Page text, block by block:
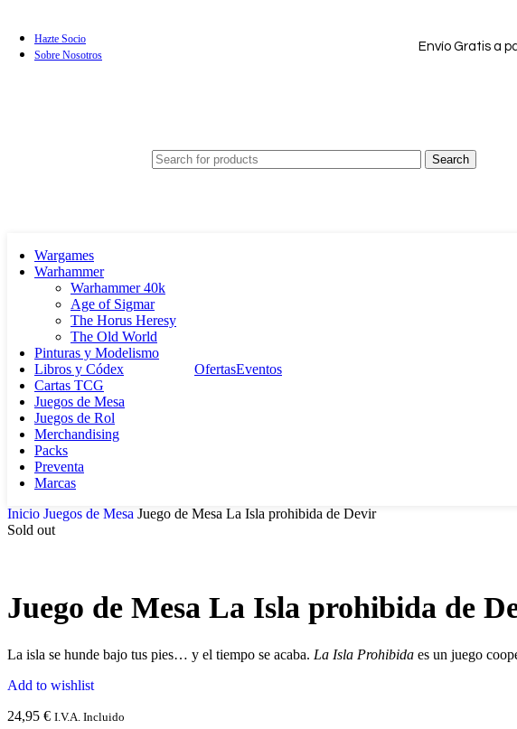
Hazte Socio
Sobre Nosotros
Envío Gratis a
Search
Wargames
Warhammer
Warhammer 40k
Age of Sigmar
The Horus Heresy
The Old World
Pinturas y Modelismo
Libros y Códex
Cartas TCG
Juegos de Mesa
Juegos de Rol
Merchandising
Packs
Preventa
Marcas
OfertasEventos
Inicio Juegos de Mesa Juego de Mesa La Isla prohibida de Devir
Sold out
Juego de Mesa La Isla prohibida de
La isla se hunde bajo tus pies… y el tiempo se acaba. La Isla Prohibida es un juego
Add to wishlist
24,95 € I.V.A. Incluido